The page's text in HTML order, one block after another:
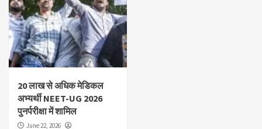
20 लाख से अधिक मेडिकल
अभ्यर्थी NEET-UG 2026
पुनर्परीक्षा में शामिल
June 22, 2026